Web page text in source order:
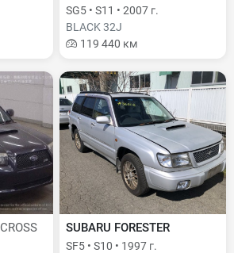
SG5 • S11 • 2007 г.
BLACK 32J
119 440 км
CROSS
SUBARU FORESTER
SF5 • S10 • 1997 г.